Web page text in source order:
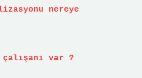
nereye
çalışanı var ?